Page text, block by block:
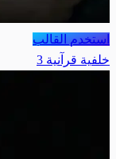
استخدم القالب
خلفية قرآنية 3